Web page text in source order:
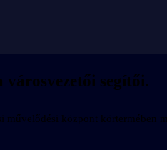
segítői.
központ körtermében